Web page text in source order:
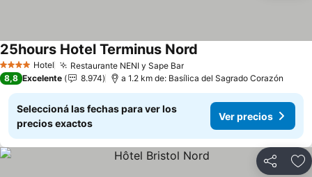
4 EstrellasHotel Restaurante NENI y Sape Bar
25hours Hotel Terminus Nord
8,8 Excelente 8.974 a 1.2 km de: Basílica del Sagrado Corazón
Seleccioná las fechas para ver los
precios exactos
Ver precios
Compartir